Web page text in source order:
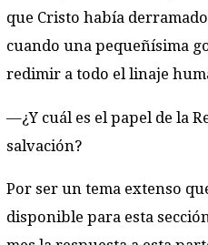
que Cristo había
cuando una pequeñísima
redimir a todo el linaje
—¿Y cuál es el papel de la
salvación?
Por ser un tema extenso
disponible para esta